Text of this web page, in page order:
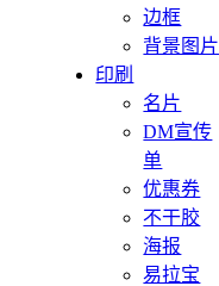
边框
背景图片
印刷
名片
DM宣传
单
优惠券
不干胶
海报
易拉宝